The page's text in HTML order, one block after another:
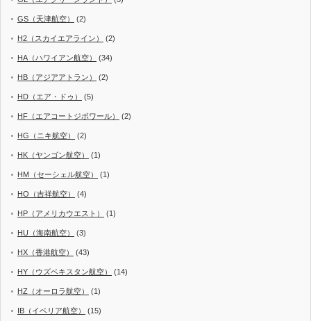
GS（天津航空） (2)
H2（スカイエアライン） (2)
HA（ハワイアン航空） (34)
HB（アジアアトラン） (2)
HD（エア・ドゥ） (5)
HF（エアコートジボワール） (2)
HG（ニキ航空） (2)
HK（ヤンゴン航空） (1)
HM（セーシェル航空） (1)
HO（吉祥航空） (4)
HP（アメリカウエスト） (1)
HU（海南航空） (3)
HX（香港航空） (43)
HY（ウズベキスタン航空） (14)
HZ（オーロラ航空） (1)
IB（イベリア航空） (15)